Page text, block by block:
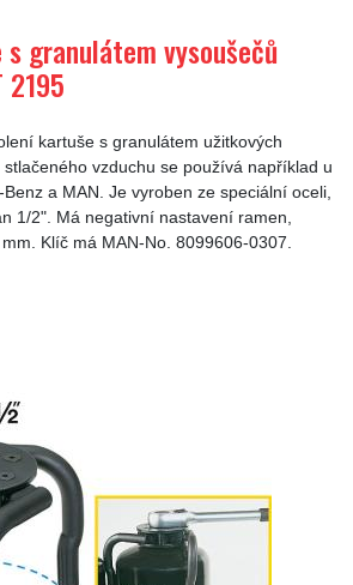
granulátem vysoušečů
2195
kartuše s granulátem užitkových
vzduchu se používá například u
a MAN. Je vyroben ze speciální oceli,
1/2". Má negativní nastavení ramen,
Klíč má MAN-No. 8099606-0307.